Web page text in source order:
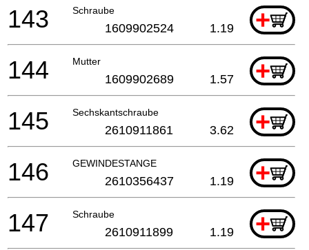
Schraube +
143 1609902524 1.19
Mutter +
144 1609902689 1.57
Sechskantschraube +
145 2610911861 3.62
GEWINDESTANGE +
146 2610356437 1.19
Schraube +
147 2610911899 1.19